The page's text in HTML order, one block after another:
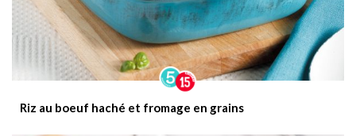
Riz au boeuf haché et fromage en grains